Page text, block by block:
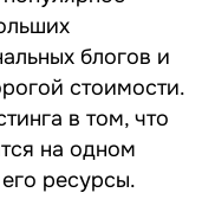
блогов и
стоимости.
в том, что
на одном
ресурсы.